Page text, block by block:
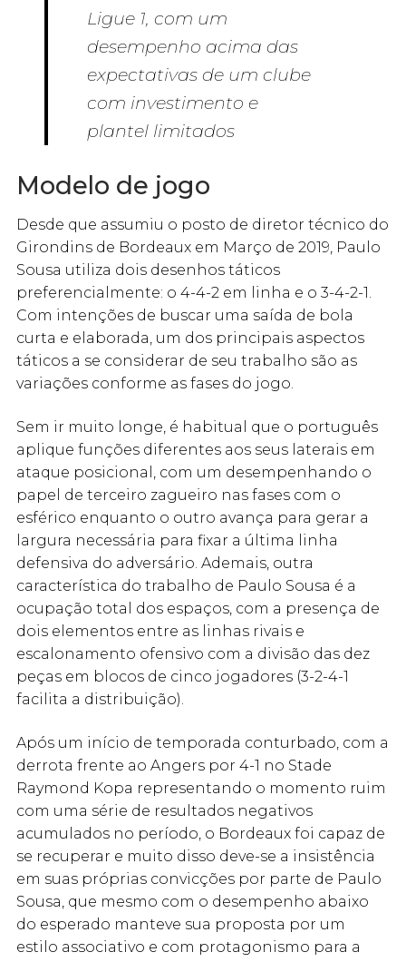
Ligue 1, com um
desempenho acima das
expectativas de um clube
com investimento e
plantel limitados
Modelo de jogo
Desde que assumiu o posto de diretor técnico do
Girondins de Bordeaux em Março de 2019, Paulo
Sousa utiliza dois desenhos táticos
preferencialmente: o 4-4-2 em linha e o 3-4-2-1.
Com intenções de buscar uma saída de bola
curta e elaborada, um dos principais aspectos
táticos a se considerar de seu trabalho são as
variações conforme as fases do jogo.
Sem ir muito longe, é habitual que o português
aplique funções diferentes aos seus laterais em
ataque posicional, com um desempenhando o
papel de terceiro zagueiro nas fases com o
esférico enquanto o outro avança para gerar a
largura necessária para fixar a última linha
defensiva do adversário. Ademais, outra
característica do trabalho de Paulo Sousa é a
ocupação total dos espaços, com a presença de
dois elementos entre as linhas rivais e
escalonamento ofensivo com a divisão das dez
peças em blocos de cinco jogadores (3-2-4-1
facilita a distribuição).
Após um início de temporada conturbado, com a
derrota frente ao Angers por 4-1 no Stade
Raymond Kopa representando o momento ruim
com uma série de resultados negativos
acumulados no período, o Bordeaux foi capaz de
se recuperar e muito disso deve-se a insistência
em suas próprias convicções por parte de Paulo
Sousa, que mesmo com o desempenho abaixo
do esperado manteve sua proposta por um
estilo associativo e com protagonismo para a